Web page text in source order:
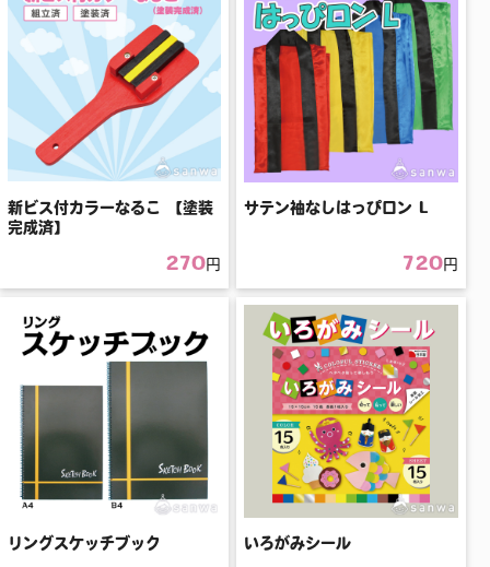
新ビス付カラーなるこ 【塗装
完成済】
270円
サテン袖なしはっぴロン L
720円
リングスケッチブック いろがみシール